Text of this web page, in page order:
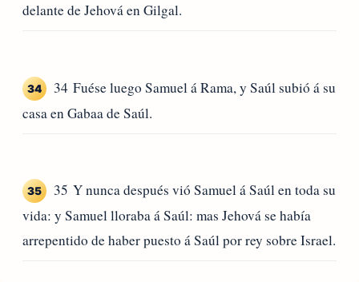
delante de Jehová en Gilgal.
34
34 Fuése luego Samuel á Rama, y Saúl subió á su
casa en Gabaa de Saúl.
35
35 Y nunca después vió Samuel á Saúl en toda su
vida: y Samuel lloraba á Saúl: mas Jehová se había
arrepentido de haber puesto á Saúl por rey sobre Israel.